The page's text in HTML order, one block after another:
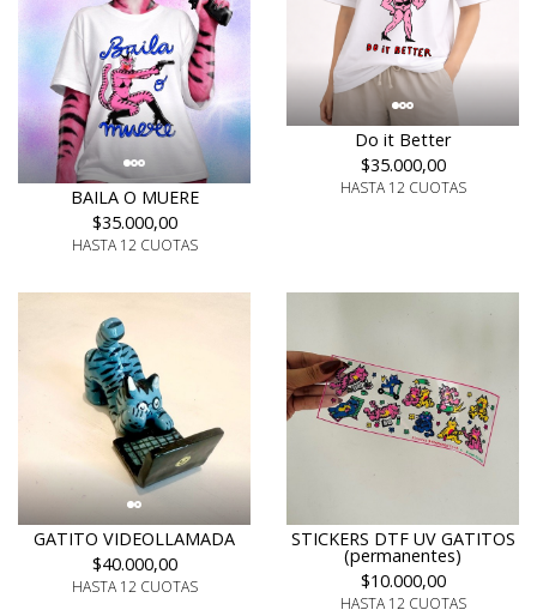
BAILA O MUERE
$35.000,00
HASTA 12 CUOTAS
Do it Better
$35.000,00
HASTA 12 CUOTAS
GATITO VIDEOLLAMADA
$40.000,00
HASTA 12 CUOTAS
STICKERS DTF UV GATITOS
(permanentes)
$10.000,00
HASTA 12 CUOTAS